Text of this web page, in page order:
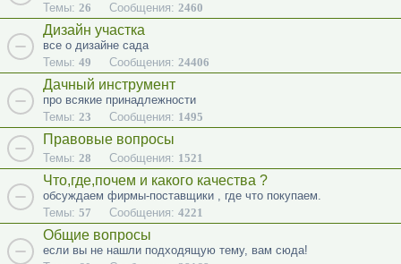
Темы: 26 Сообщения: 2460
Дизайн участка
все о дизайне сада
Темы: 49 Сообщения: 24406
Дачный инструмент
про всякие принадлежности
Темы: 23 Сообщения: 1495
Правовые вопросы
Темы: 28 Сообщения: 1521
Что,где,почем и какого качества ?
обсуждаем фирмы-поставщики , где что покупаем.
Темы: 57 Сообщения: 4221
Общие вопросы
если вы не нашли подходящую тему, вам сюда!